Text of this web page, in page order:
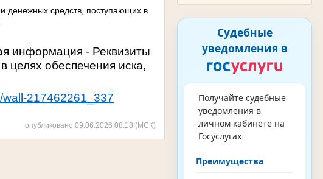
Судебные
уведомления в
Получайте судебные
уведомления в
личном кабинете на
Госуслугах
Преимущества
денежных средств, поступающих в
информация - Реквизиты
целях обеспечения иска,
wall-217462261_337
опубликовано 09.06.2026 08:18 (МСК)